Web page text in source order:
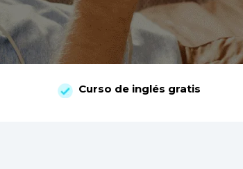
Curso de inglés gratis